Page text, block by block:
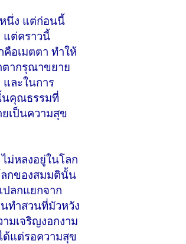
นึ่ง แต่ก่อนนี้
แต่คราวนี้
อเมตตา ทำให้
ตากรุณาขยาย
ละในการ
นคุณธรรมที่
เป็นความสุข
ไม่หลงอยู่ในโลก
ลกของสมมตินั้น
ปลกแยกจาก
ทำสวนที่มัวหวัง
มเจริญงอกงาม
ด้แต่รอความสุข